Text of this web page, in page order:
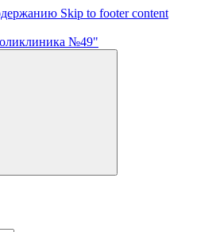
Skip to footer content
№49"